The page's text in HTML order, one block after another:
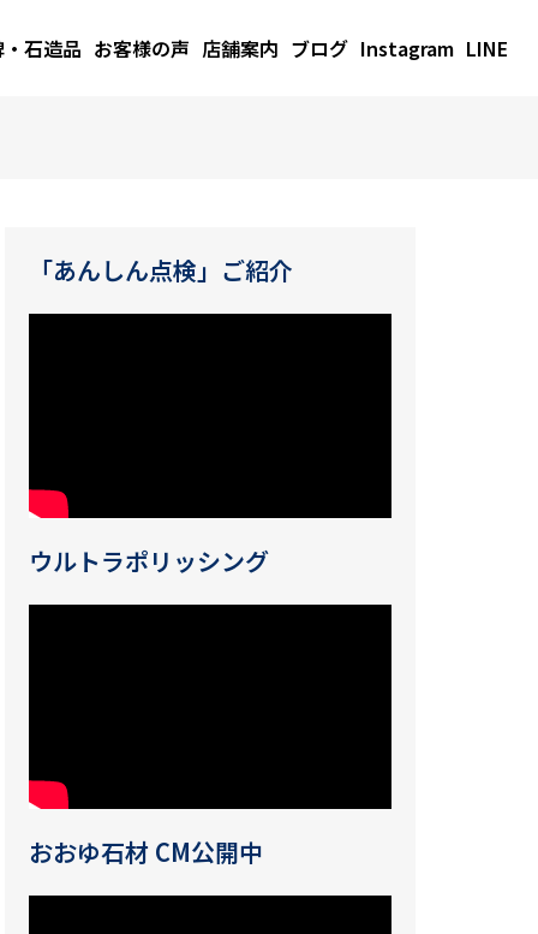
石造品 お客様の声 店舗案内 ブログ Instagram LINE
「あんしん点検」ご紹介
ウルトラポリッシング
おおゆ石材 CM公開中